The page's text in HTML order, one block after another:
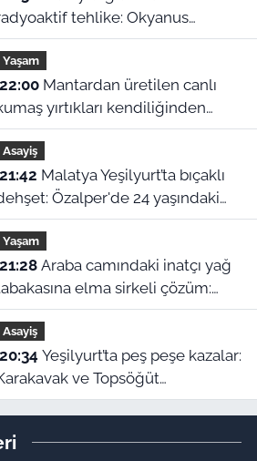
tehlike: Okyanus
200 bin atık varili
parçalanıyor
Yaşam
22:00Mantardan üretilen canlı
yırtıkları kendiliğinden
Asayiş
21:42
Özalper'de 24 yaşındaki
ağır yaralandı!
Yaşam
21:28Araba camındaki inatçı yağ
elma sirkeli çözüm:
uygulanmazsa zarar veriyor
Asayiş
20:34
ve Topsöğüt
çarpışma!